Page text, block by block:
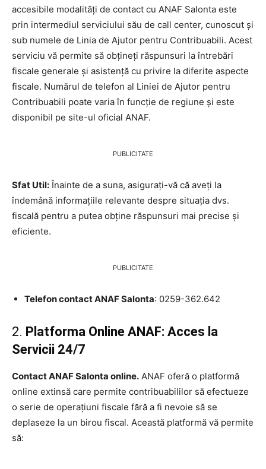
accesibile modalități de contact cu ANAF Salonta este
prin intermediul serviciului său de call center, cunoscut și
sub numele de Linia de Ajutor pentru Contribuabili. Acest
serviciu vă permite să obțineți răspunsuri la întrebări
fiscale generale și asistență cu privire la diferite aspecte
fiscale. Numărul de telefon al Liniei de Ajutor pentru
Contribuabili poate varia în funcție de regiune și este
disponibil pe site-ul oficial ANAF.
PUBLICITATE
Sfat Util: Înainte de a suna, asigurați-vă că aveți la
îndemână informațiile relevante despre situația dvs.
fiscală pentru a putea obține răspunsuri mai precise și
eficiente.
PUBLICITATE
Telefon contact ANAF Salonta: 0259-362.642
2. Platforma Online ANAF: Acces la
Servicii 24/7
Contact ANAF Salonta online. ANAF oferă o platformă
online extinsă care permite contribuabililor să efectueze
o serie de operațiuni fiscale fără a fi nevoie să se
deplaseze la un birou fiscal. Această platformă vă permite
să: